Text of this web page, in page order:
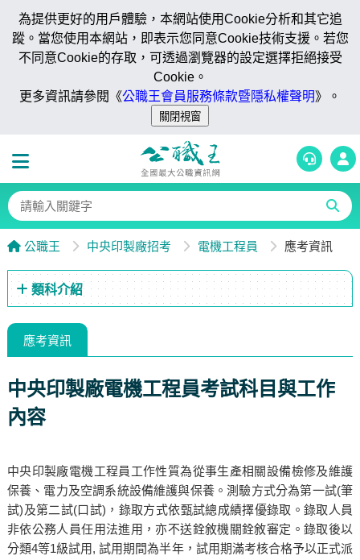
為提供更好的用戶體驗，本網站使用Cookie分析和其它追
蹤。當您使用本網站，即表示您同意Cookie技術支援。若您
不同意Cookie的存取，可透過瀏覽器的設定選擇拒絕接受
Cookie。
更多資訊請參閱《公職王會員服務條款暨隱私權聲明》。
公職王 中央印製廠招考 電機工程員 應考資訊
類科介紹
應考資訊
中央印製廠電機工程員考試科目與工作
內容
中央印製廠電機工程員工作性質為從事生產相關設備檢修及維護
保養、電力及空調系統設備維護與保養。測驗方式分為第一試(筆
試)及第二試(口試)，錄取方式依甄試總成績擇優錄取。錄取人員
非依公務人員任用法進用，亦不送銓敘機關銓敘審定。錄取後以
分類4等1級試用, 試用期間為半年，試用期滿考核合格予以正式派